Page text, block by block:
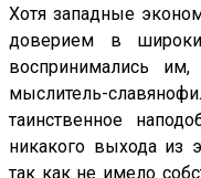
Хотя западные
доверием в
воспринимались
мыслитель-
таинственное
никакого выхода из
так как не имело